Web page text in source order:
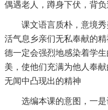
偶遇老人，蹲身下伏，背
课文语言质朴，意境
活气息乡亲们无私奉献的
德一定会强烈地感染着学
美，使他们充满为他人奉
无闻中凸现出的精神
选编本课的意图，一